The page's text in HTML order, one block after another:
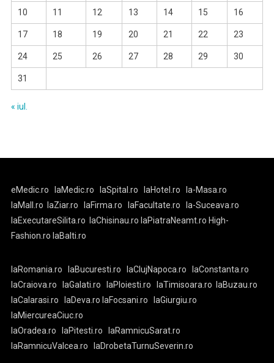
10 11 12 13 14 15 16
17 18 19 20 21 22 23
24 25 26 27 28 29 30
31
« iul.
eMedic.ro laMedic.ro laSpital.ro laHotel.ro
la-Masa.ro
laMall.ro
laZiar.ro laFirma.ro laFacultate.ro
la-Suceava.ro
laExecutareSilita.ro
laChisinau.ro laPiatraNeamt.ro High-
Fashion.ro laBalti.ro
laRomania.ro laBucuresti.ro laClujNapoca.ro
laConstanta.ro
laCraiova.ro
laGalati.ro laPloiesti.ro laTimisoara.ro
laBuzau.ro
laCalarasi.ro
laDeva.ro laFocsani.ro
laGiurgiu.ro
laMiercureaCiuc.ro
laOradea.ro
laPitesti.ro
laRamnicuSarat.ro
laRamnicuValcea.ro
laDrobetaTurnuSeverin.ro